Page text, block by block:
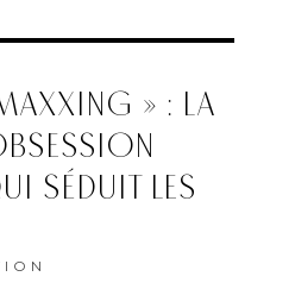
» : LA
SÉDUIT LES